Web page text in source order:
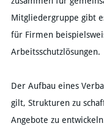
Mitgliedergruppe gibt
für Firmen
Arbeitsschutzlösungen.
Der Aufbau eines
gilt, Strukturen zu
Angebote zu